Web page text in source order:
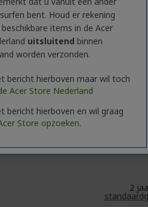
20044 Arese
https://
2
bent. Houd er rekening
items in de Acer
uitsluitend binnen
worden verzonden.
bericht hierboven maar wil toch
Acer Store Nederland
bericht hierboven en wil graag
Store opzoeken.